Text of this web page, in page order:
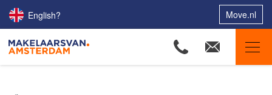
English? Move.nl